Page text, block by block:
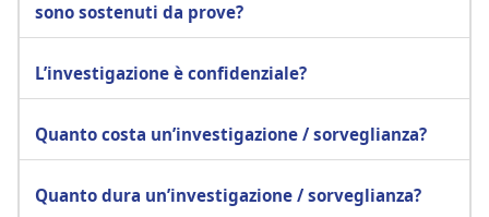
sono sostenuti da prove?
L’investigazione è confidenziale?
Quanto costa un’investigazione / sorveglianza?
Quanto dura un’investigazione / sorveglianza?